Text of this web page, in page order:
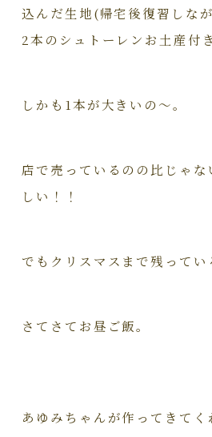
込んだ生地(帰宅後復習しな
2本のシュトーレンお土産付
しかも1本が大きいの～。
店で売っているのの比じゃ
しい！！
でもクリスマスまで残って
さてさてお昼ご飯。
あゆみちゃんが作ってきてく